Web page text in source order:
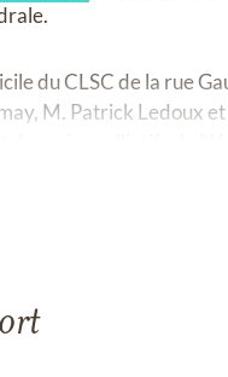
du CLSC de la rue
M. Patrick Ledoux